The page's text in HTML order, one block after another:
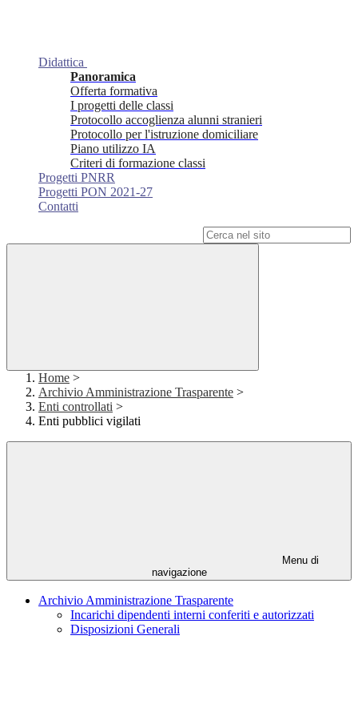
Didattica
Panoramica
Offerta formativa
I progetti delle classi
Protocollo accoglienza alunni stranieri
Protocollo per l'istruzione domiciliare
Piano utilizzo IA
Criteri di formazione classi
Progetti PNRR
Progetti PON 2021-27
Contatti
Home >
Archivio Amministrazione Trasparente >
Enti controllati >
Enti pubblici vigilati
Menu di
navigazione
Archivio Amministrazione Trasparente
Incarichi dipendenti interni conferiti e autorizzati
Disposizioni Generali